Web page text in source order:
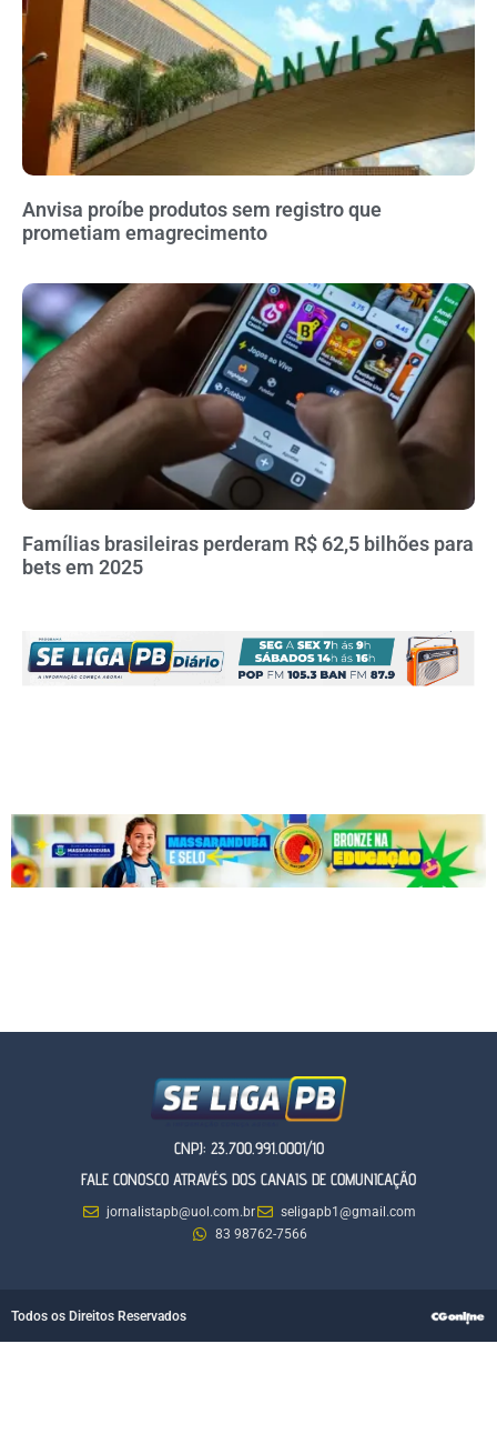
Anvisa proíbe produtos sem registro que
prometiam emagrecimento
Famílias brasileiras perderam R$ 62,5 bilhões para
bets em 2025
CNPJ: 23.700.991.0001/10
FALE CONOSCO ATRAVÉS DOS CANAIS DE COMUNICAÇÃO
jornalistapb@uol.com.br
seligapb1@gmail.com
83 98762-7566
Todos os Direitos Reservados